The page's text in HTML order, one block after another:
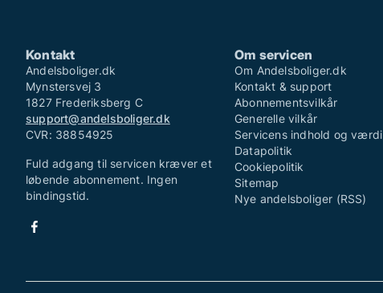
Kontakt
Andelsboliger.dk
Mynstersvej 3
1827 Frederiksberg C
support@andelsboliger.dk
CVR: 38854925
Fuld adgang til servicen kræver et
løbende abonnement. Ingen
bindingstid.
Om servicen
Om Andelsboliger.dk
Kontakt & support
Abonnementsvilkår
Generelle vilkår
Servicens indhold og værdi
Datapolitik
Cookiepolitik
Sitemap
Nye andelsboliger (RSS)